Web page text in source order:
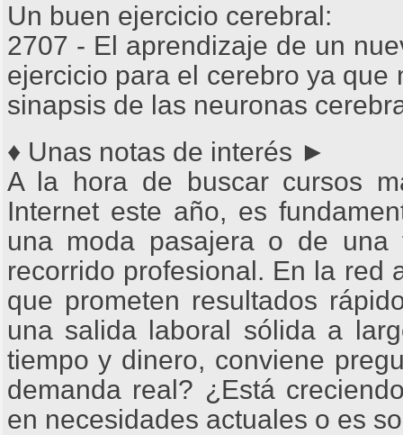
Un buen ejercicio cerebral:
2707 - El aprendizaje de un
ejercicio para el cerebro ya que
sinapsis de las neuronas
♦ Unas notas de interés ►
A la hora de buscar cursos
Internet este año, es
una moda pasajera o de una
recorrido profesional. En la red
que prometen resultados
una salida laboral sólida a
tiempo y dinero, conviene
demanda real? ¿Está
en necesidades actuales o es